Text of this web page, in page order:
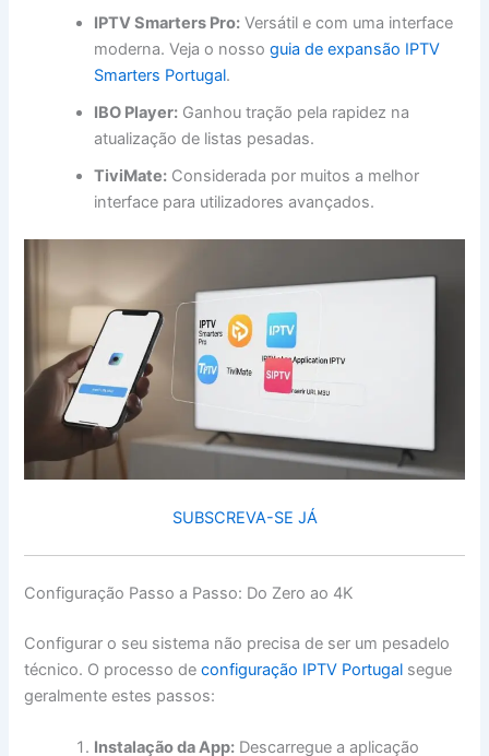
IPTV Smarters Pro: Versátil e com uma interface
moderna. Veja o nossoguia de expansão IPTV
Smarters Portugal.
IBO Player: Ganhou tração pela rapidez na
atualização de listas pesadas.
TiviMate: Considerada por muitos a melhor
interface para utilizadores avançados.
SUBSCREVA-SE JÁ
Configuração Passo a Passo: Do Zero ao 4K
Configurar o seu sistema não precisa de ser um pesadelo
técnico. O processo deconfiguração IPTV Portugal segue
geralmente estes passos:
Instalação da App: Descarregue a aplicação